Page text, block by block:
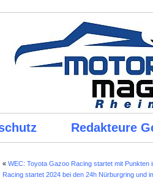
Redakteure
« WEC: Toyota Gazoo Racing startet mit Punkten
Racing startet 2024 bei den 24h Nürburgring und